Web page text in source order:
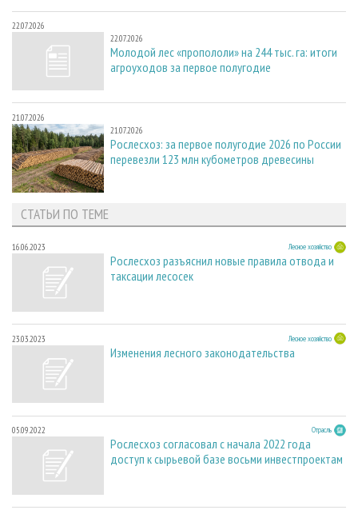
22.07.2026
22.07.2026
Молодой лес «пропололи» на 244 тыс. га: итоги
агроуходов за первое полугодие
21.07.2026
21.07.2026
Рослесхоз: за первое полугодие 2026 по России
перевезли 123 млн кубометров древесины
СТАТЬИ ПО ТЕМЕ
16.06.2023 Лесное хозяйство
Рослесхоз разъяснил новые правила отвода и
таксации лесосек
23.03.2023 Лесное хозяйство
Изменения лесного законодательства
05.09.2022 Отрасль
Рослесхоз согласовал с начала 2022 года
доступ к сырьевой базе восьми инвестпроектам